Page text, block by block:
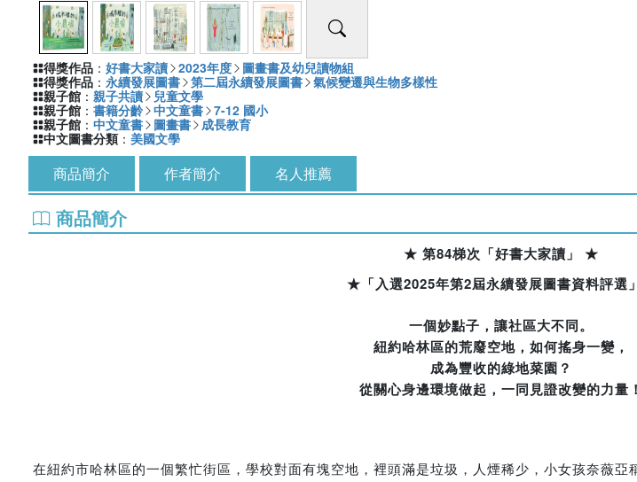
得獎作品 ： 好書大家讀 2023年度
圖畫書及幼兒讀物組
得獎作品 ： 永續發展圖書 第二屆永續發展圖書 氣候變遷與生物多樣性
親子館 ： 親子共讀
兒童文學
親子館 ： 書籍分齡 中文童書 7-12 國小
親子館 ： 中文童書 圖畫書 成長教育
中文圖書分類 ： 美國文學
商品簡介 作者簡介 名人推薦
商品簡介
★ 第84梯次「好書大家讀」 ★
★「入選2025年第2屆永續發展圖書資料評選
一個妙點子，讓社區大不同。
紐約哈林區的荒廢空地，如何搖身一變，
成為豐收的綠地菜園？
從關心身邊環境做起，一同見證改變的力量！
在紐約市哈林區的一個繁忙街區，學校對面有塊空地，裡頭滿是垃圾，人煙稀少，小女孩奈薇亞